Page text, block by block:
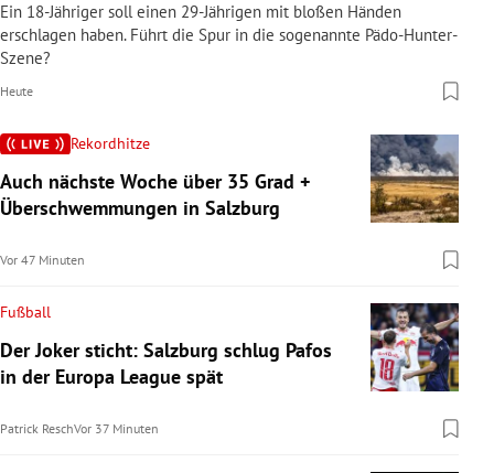
Ein 18-Jähriger soll einen 29-Jährigen mit bloßen Händen
erschlagen haben. Führt die Spur in die sogenannte Pädo-Hunter-
Szene?
Heute
Rekordhitze
Auch nächste Woche über 35 Grad +
Überschwemmungen in Salzburg
Vor 47 Minuten
Fußball
Der Joker sticht: Salzburg schlug Pafos
in der Europa League spät
Patrick ReschVor 37 Minuten